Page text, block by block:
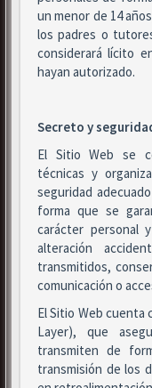
un menor de 14
los padres o
considerará lícito
hayan autorizado.
Secreto y
El Sitio Web se
técnicas y
seguridad
forma que se
carácter personal
alteración
transmitidos,
comunicación o
El Sitio Web cuenta
Layer), que
transmiten de
transmisión de los